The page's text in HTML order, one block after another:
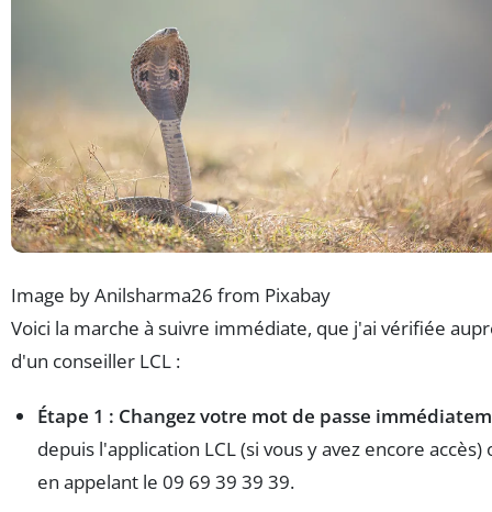
Image by Anilsharma26 from Pixabay
Voici la marche à suivre immédiate, que j'ai vérifiée
d'un conseiller LCL :
Étape 1 : Changez votre mot de passe
depuis l'application LCL (si vous y avez encore accès)
en appelant le 09 69 39 39 39.